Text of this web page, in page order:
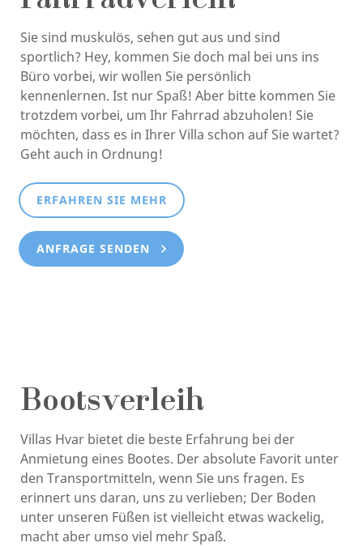
Sie sind muskulös, sehen gut aus und sind
sportlich? Hey, kommen Sie doch mal bei uns ins
Büro vorbei, wir wollen Sie persönlich
kennenlernen. Ist nur Spaß! Aber bitte kommen Sie
trotzdem vorbei, um Ihr Fahrrad abzuholen! Sie
möchten, dass es in Ihrer Villa schon auf Sie wartet?
Geht auch in Ordnung!
ERFAHREN SIE MEHR
ANFRAGE SENDEN
Bootsverleih
Villas Hvar bietet die beste Erfahrung bei der
Anmietung eines Bootes. Der absolute Favorit unter
den Transportmitteln, wenn Sie uns fragen. Es
erinnert uns daran, uns zu verlieben; Der Boden
unter unseren Füßen ist vielleicht etwas wackelig,
macht aber umso viel mehr Spaß.